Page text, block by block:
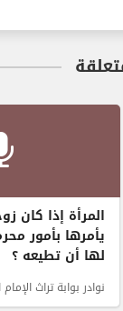
المرأة إذا كان
يأمرها بأمور
لها أن تطيعه ؟
نوادر بوابة تراث الإمام